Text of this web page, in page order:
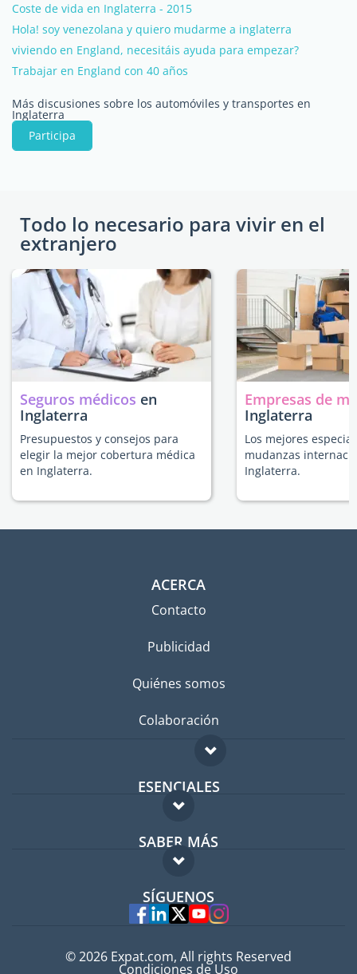
Coste de vida en Inglaterra - 2015
Hola! soy venezolana y quiero mudarme a inglaterra
viviendo en England, necesitáis ayuda para empezar?
Trabajar en England con 40 años
Más discusiones sobre los automóviles y transportes en
Inglaterra
Participa
Todo lo necesario para vivir en el
extranjero
Seguros médicos en
Inglaterra
Presupuestos y consejos para
elegir la mejor cobertura médica
en Inglaterra.
Empresas de
Inglaterra
Los mejores
mudanzas
Inglaterra.
ACERCA
Contacto
Publicidad
Quiénes somos
Colaboración
ESENCIALES
Foro para expatriados
Guía para expatriados
Trabajos en el extranjero
SABER MÁS
FAQ
Expertos
SÍGUENOS
© 2026 Expat.com, All rights Reserved
Condiciones de Uso